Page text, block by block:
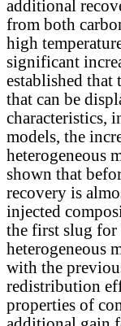
additional
from both
high
significant
established
that can be
characteristics,
models, the
heterogeneous
shown that
recovery is
injected
the first slug for
heterogeneous
with the
redistribution
properties of